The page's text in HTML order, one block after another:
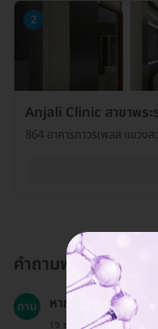
2
Anjali Clinic สาขาพระ
864 อาคารถาวรเพลส แขว
คำถามพบบ่อย
ถาม หากมีข้อสงสัยเกี่ยว
19 ธ.ค. 2024